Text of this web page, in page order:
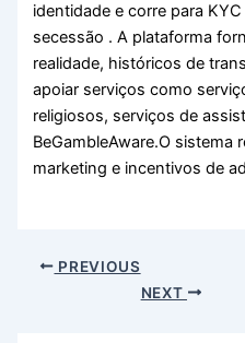
identidade e corre para
secessão . A plataforma
realidade, históricos de
apoiar serviços como
religiosos, serviços de
BeGambleAware.O sistema
marketing e incentivos de
PREVIOUS
NEXT